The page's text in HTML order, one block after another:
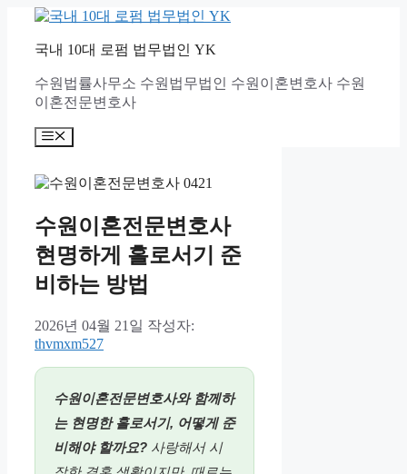
국내 10대 로펌 법무법인 YK
수원법률사무소 수원법무법인 수원이혼변호사 수원
이혼전문변호사
메
수원이혼전문변호사
현명하게 홀로서기 준
비하는 방법
2026년 04월 21일 작성자:
thvmxm527
수원이혼전문변호사와 함께하
는 현명한 홀로서기, 어떻게 준
비해야 할까요? 사랑해서 시